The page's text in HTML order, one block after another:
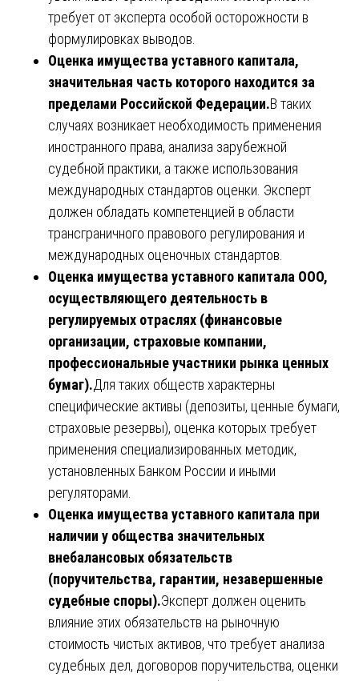
требует от эксперта особой осторожности в
формулировках выводов.
Оценка имущества уставного капитала,
значительная часть которого находится за
пределами Российской Федерации.В таких
случаях возникает необходимость применения
иностранного права, анализа зарубежной
судебной практики, а также использования
международных стандартов оценки. Эксперт
должен обладать компетенцией в области
трансграничного правового регулирования и
международных оценочных стандартов.
Оценка имущества уставного капитала ООО,
осуществляющего деятельность в
регулируемых отраслях (финансовые
организации, страховые компании,
профессиональные участники рынка ценных
бумаг).Для таких обществ характерны
специфические активы (депозиты, ценные бумаги,
страховые резервы), оценка которых требует
применения специализированных методик,
установленных Банком России и иными
регуляторами.
Оценка имущества уставного капитала при
наличии у общества значительных
внебалансовых обязательств
(поручительства, гарантии, незавершенные
судебные споры).Эксперт должен оценить
влияние этих обязательств на рыночную
стоимость чистых активов, что требует анализа
судебных дел, договоров поручительства, оценки